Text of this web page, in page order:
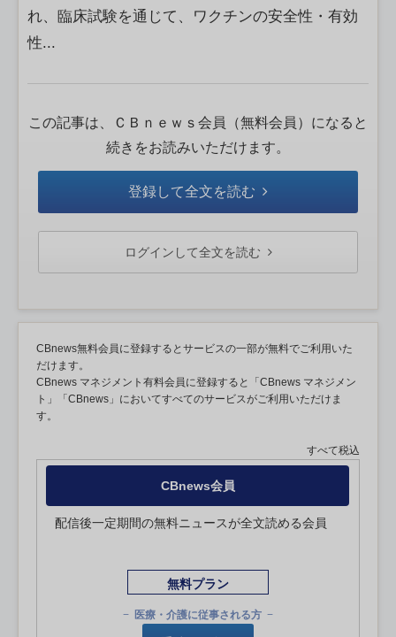
れ、臨床試験を通じて、ワクチンの安全性・有効
性...
この記事は、ＣＢｎｅｗｓ会員（無料会員）になると
続きをお読みいただけます。
登録して全文を読む
ログインして全文を読む
CBnews無料会員に登録するとサービスの一部が無料でご利用いた
だけます。
CBnews マネジメント有料会員に登録すると「CBnews マネジメン
ト」「CBnews」においてすべてのサービスがご利用いただけま
す。
すべて税込
CBnews会員
配信後一定期間の無料ニュースが全文読める会員
無料プラン
医療・介護に従事される方